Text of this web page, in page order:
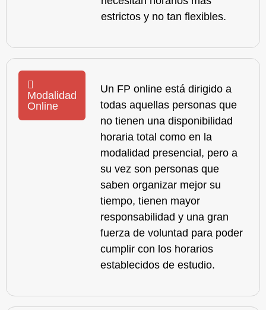
estrictos y no tan flexibles.
Modalidad
Online
Un FP online está dirigido a
todas aquellas personas que
no tienen una disponibilidad
horaria total como en la
modalidad presencial, pero a
su vez son personas que
saben organizar mejor su
tiempo, tienen mayor
responsabilidad y una gran
fuerza de voluntad para poder
cumplir con los horarios
establecidos de estudio.